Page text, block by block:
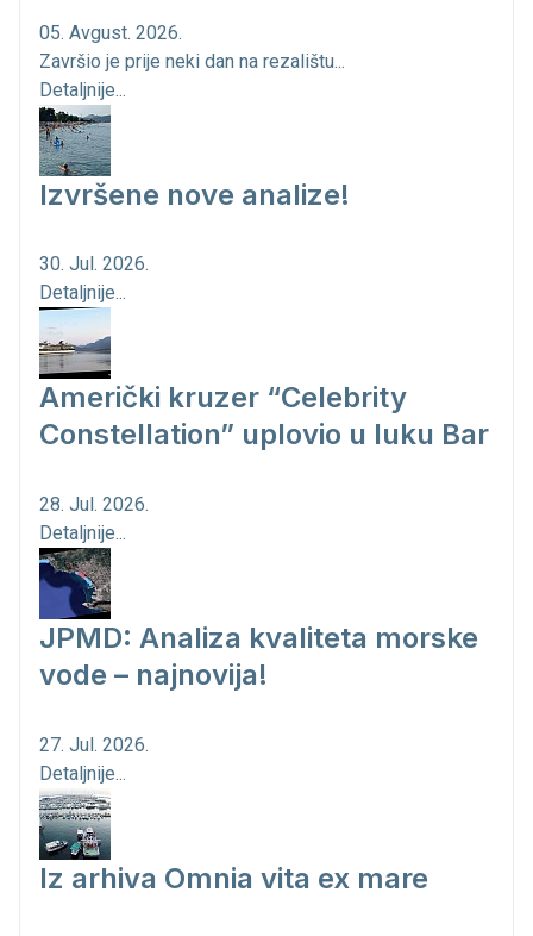
05. Avgust. 2026.
Završio je prije neki dan na rezalištu...
Detaljnije...
Izvršene nove analize!
30. Jul. 2026.
Detaljnije...
Američki kruzer “Celebrity
Constellation” uplovio u luku Bar
28. Jul. 2026.
Detaljnije...
JPMD: Analiza kvaliteta morske
vode – najnovija!
27. Jul. 2026.
Detaljnije...
Iz arhiva Omnia vita ex mare